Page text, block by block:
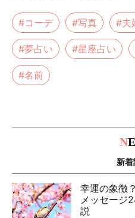
#コーデ #写真 #夫
#夢占い #星座占い
#名前
N
新
幸運の象徴
メッセージ
説